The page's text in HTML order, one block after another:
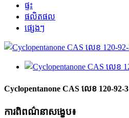
ផ្ទះ
ផលិតផល
ផ្សេងៗ
Cyclopentanone CAS លេខ 120-92-3
ការពិពណ៌នាសង្ខេប៖